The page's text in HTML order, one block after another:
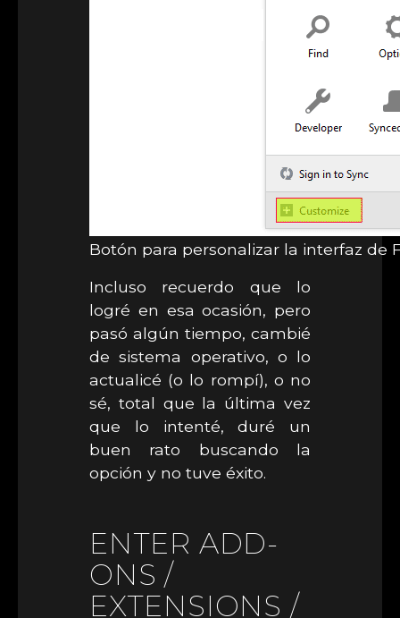
Botón para personalizar la interfaz de
Incluso recuerdo que lo
logré en esa ocasión, pero
pasó algún tiempo, cambié
de sistema operativo, o lo
actualicé (o lo rompí), o no
sé, total que la última vez
que lo intenté, duré un
buen rato buscando la
opción y no tuve éxito.
ENTER ADD-
ONS /
EXTENSIONS /